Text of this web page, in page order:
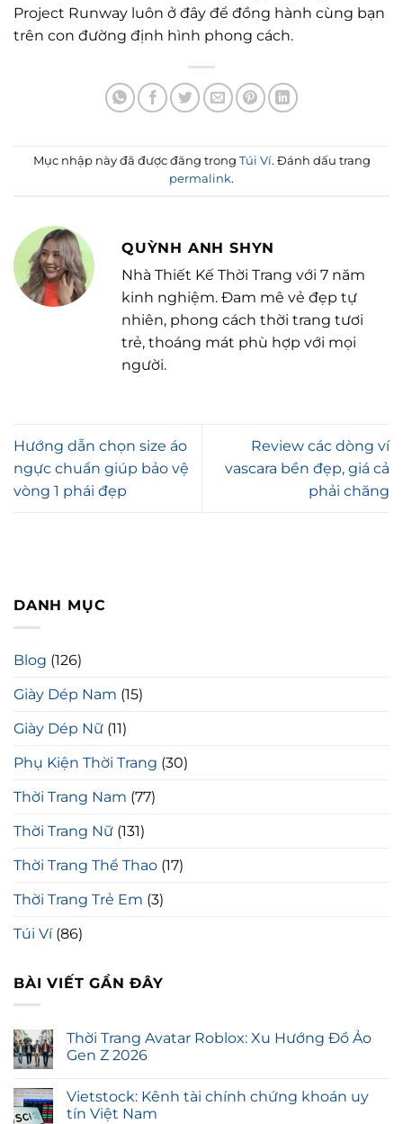
DANH MỤC
Blog (126)
Giày Dép Nam (15)
Giày Dép Nữ (11)
Phụ Kiện Thời Trang (30)
Thời Trang Nam (77)
Thời Trang Nữ (131)
Thời Trang Thể Thao (17)
Thời Trang Trẻ Em (3)
Túi Ví(86)
BÀI VIẾT GẦN ĐÂY
Thời Trang Avatar Roblox: Xu Hướng Đồ Ảo
Gen Z 2026
Vietstock: Kênh tài chính chứng khoán uy
tín Việt Nam
Project Runway luôn ở đây để đồng hành cùng bạn
trên con đường định hình phong cách.
Mục nhập này đã được đăng trong Túi Ví. Đánh dấu trang
permalink.
QUỲNH ANH SHYN
Nhà Thiết Kế Thời Trang với 7 năm
kinh nghiệm. Đam mê vẻ đẹp tự
nhiên, phong cách thời trang tươi
trẻ, thoáng mát phù hợp với mọi
người.
Hướng dẫn chọn size áo
ngực chuẩn giúp bảo vệ
vòng 1 phái đẹp
Review các dòng ví
vascara bền đẹp, giá cả
phải chăng